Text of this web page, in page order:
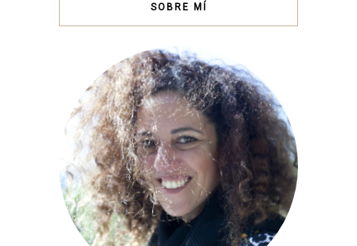
SOBRE MÍ